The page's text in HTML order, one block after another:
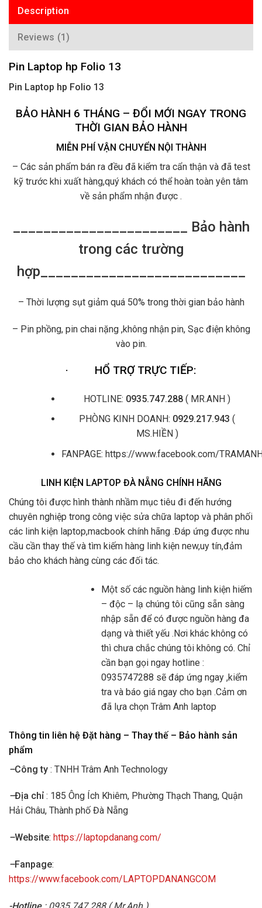
Description
Reviews (1)
Pin Laptop hp Folio 13
Pin Laptop hp Folio 13
BẢO HÀNH 6 THÁNG – ĐỔI MỚI NGAY TRONG
THỜI GIAN BẢO HÀNH
MIỄN PHÍ VẬN CHUYỂN NỘI THÀNH
– Các sản phẩm bán ra đều đã kiểm tra cẩn thận và đã test
kỹ trước khi xuất hàng,quý khách có thể hoàn toàn yên tâm
về sản phẩm nhận được .
_______________________ Bảo hành
trong các trường
hợp___________________________
– Thời lượng sụt giảm quá 50% trong thời gian bảo hành
– Pin phồng, pin chai nặng ,không nhận pin, Sạc điện không
vào pin.
· HỔ TRỢ TRỰC TIẾP:
HOTLINE: 0935.747.288 ( MR.ANH )
PHÒNG KINH DOANH: 0929.217.943 (
MS.HIỀN )
FANPAGE: https://www.facebook.com/
LINH KIỆN LAPTOP ĐÀ NẴNG CHÍNH HÃNG
Chúng tôi được hình thành nhầm mục tiêu đi đến hướng
chuyên nghiệp trong công việc sửa chữa laptop và phân phối
các linh kiện laptop,macbook chính hãng .Đáp ứng được nhu
cầu cần thay thế và tìm kiếm hàng linh kiện new,uy tín,đảm
bảo cho khách hàng cùng các đối tác.
Một số các nguồn hàng linh kiện hiếm
– độc – lạ chúng tôi cũng sẵn sàng
nhập sẵn để có được nguồn hàng đa
dạng và thiết yếu .Nơi khác không có
thì chưa chắc chúng tôi không có. Chỉ
cần bạn gọi ngay hotline :
0935747288 sẽ đáp ứng ngay ,kiểm
tra và báo giá ngay cho bạn .Cảm ơn
đã lựa chọn Trâm Anh laptop
Thông tin liên hệ Đặt hàng – Thay thế – Bảo hành sản
phẩm
–Công ty : TNHH Trâm Anh Technology
–Địa chỉ : 185 Ông Ích Khiêm, Phường Thạch Thang, Quận
Hải Châu, Thành phố Đà Nẵng
–Website: https://laptopdanang.com/
–Fanpage:
https://www.facebook.com/LAPTOPDANANGCOM